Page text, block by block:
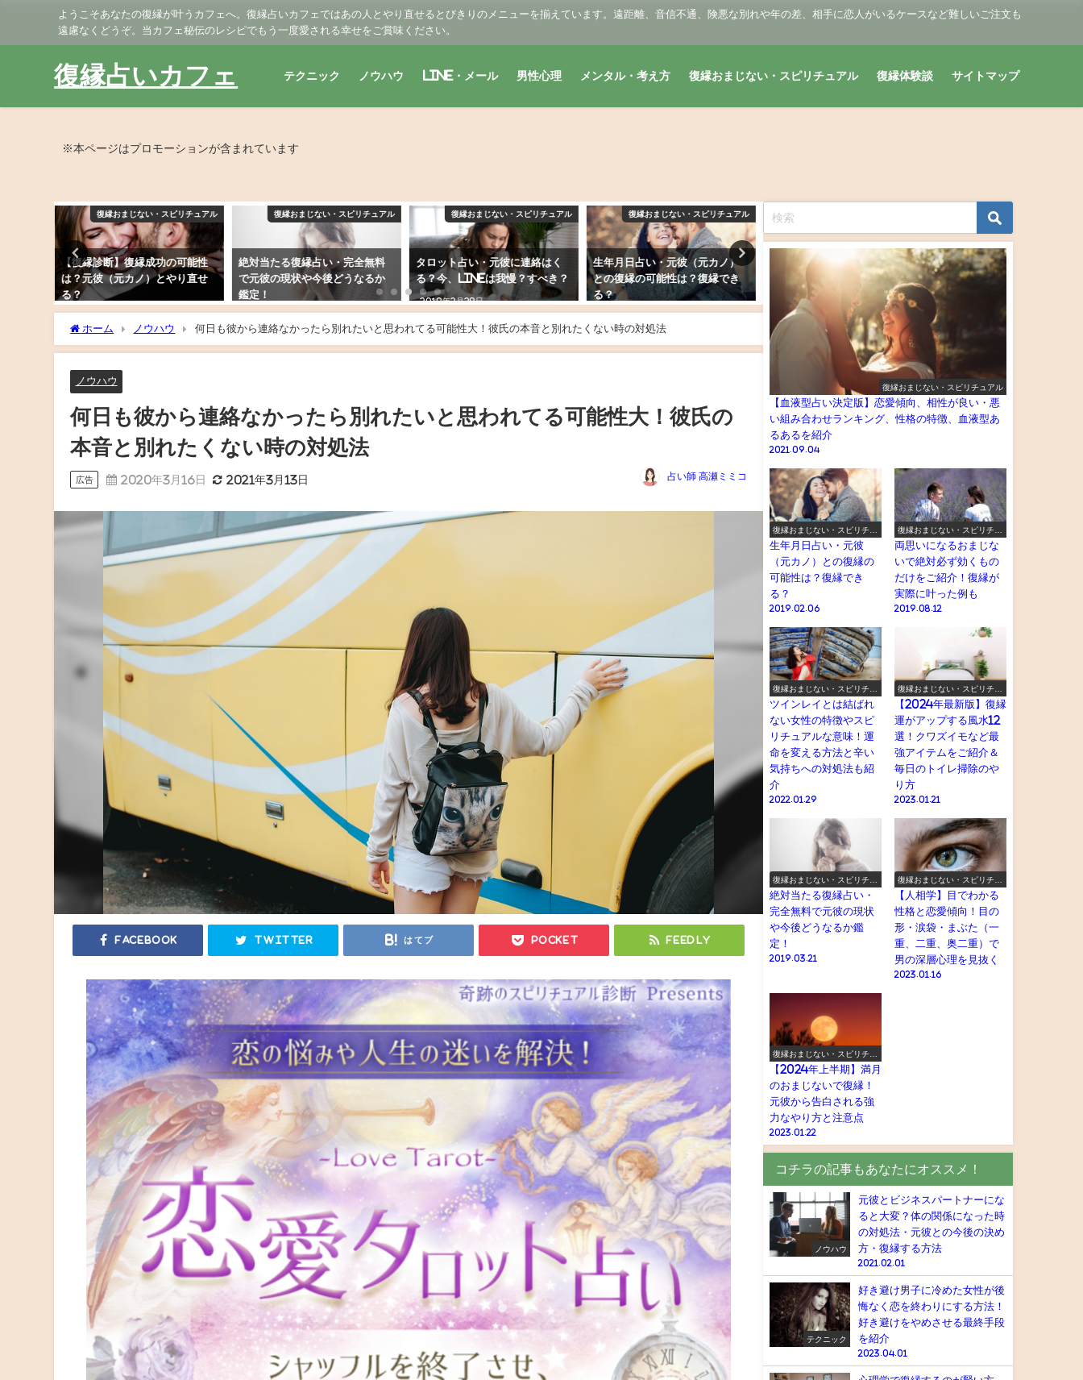
ようこそあなたの復縁が叶うカフェへ。復縁占いカフェではあの人とやり直せるとびきりのメニューを揃えています。遠距離、音信不通、険悪な別れや年の差、相手に恋人がいるケースなど難しいご注文も
遠慮なくどうぞ。当カフェ秘伝のレシピでもう一度愛される幸せをご賞味ください。
復縁占いカフェ テクニック ノウハウ LINE・メール 男性心理 メンタル・考え方 復縁おまじない・スピリチュアル 復縁体験談 サイトマップ
※本ページはプロモーションが含まれています
復縁おまじない・スピリチュアル
絶対当たる復縁占い・完全無料
で元彼の現状や今後どうなるか
鑑定！
復縁おまじない・スピリチュアル
タロット占い・元彼に連絡はく
る？今、LINEは我慢？すべき？
2019年2月28日
復縁おまじない・スピリチュアル
生年月日占い・元彼（元カノ）
との復縁の可能性は？復縁でき
る？
復縁おまじない・スピリチュアル
生年月日占い・別れた元彼（元
カノ）の気持ちは？未練はまだ
ある？
【復縁診断】復縁成功の可能性
は？元彼（元カノ）とやり直せ
2019年3月9日
復縁おまじない・スピリ
絶対当たる復縁占い・完全
で元彼の現状や今後どうな
2019年3月21日
ホーム ノウハウ 何日も彼から連絡なかったら別れたいと思われてる可能性大！彼氏の本音と別れたくない時の対処法
ノウハウ
何日も彼から連絡なかったら別れたいと思われてる可能性大！彼氏の
本音と別れたくない時の対処法
広告 2020年3月16日 2021年3月13日 占い師 高瀬ミミコ
Facebook Twitter はてブ Pocket Feedly
復縁おまじない・スピリチュアル
【血液型占い決定版】恋愛傾向、相性が良い・悪
い組み合わせランキング、性格の特徴、血液型あ
るあるを紹介
2021.09.04
復縁おまじない・スピリチュ
アル
生年月日占い・元彼
（元カノ）との復縁の
可能性は？復縁でき
る？
2019.02.06
復縁おまじない・スピリチュ
アル
両思いになるおまじな
いで絶対必ず効くもの
だけをご紹介！復縁が
実際に叶った例も
2019.08.12
復縁おまじない・スピリチュ
アル
ツインレイとは結ばれ
ない女性の特徴やスピ
リチュアルな意味！運
命を変える方法と辛い
気持ちへの対処法も紹
介
2022.01.29
復縁おまじない・スピリチュ
アル
【2024年最新版】復縁
運がアップする風水12
選！クワズイモなど最
強アイテムをご紹介＆
毎日のトイレ掃除のや
り方
2023.01.21
復縁おまじない・スピリチュ
アル
絶対当たる復縁占い・
完全無料で元彼の現状
や今後どうなるか鑑
定！
2019.03.21
復縁おまじない・スピリチュ
アル
【人相学】目でわかる
性格と恋愛傾向！目の
形・涙袋・まぶた（一
重、二重、奥二重）で
男の深層心理を見抜く
2023.01.16
復縁おまじない・スピリチュ
アル
【2024年上半期】満月
のおまじないで復縁！
元彼から告白される強
力なやり方と注意点
2023.01.22
コチラの記事もあなたにオススメ！
ノウハウ
元彼とビジネスパートナーにな
ると大変？体の関係になった時
の対処法・元彼との今後の決め
方・復縁する方法
2021.02.01
テクニック
好き避け男子に冷めた女性が後
悔なく恋を終わりにする方法！
好き避けをやめさせる最終手段
を紹介
2023.04.01